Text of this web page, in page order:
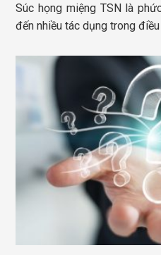
Súc họng miệng TSN là
đến nhiều tác dụng trong